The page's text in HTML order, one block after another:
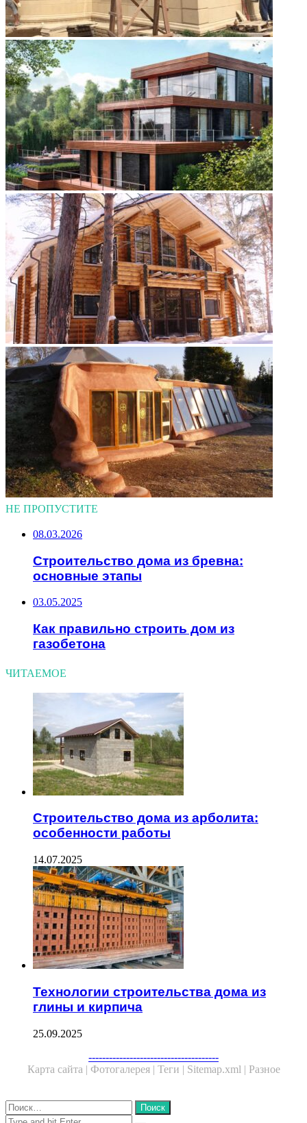
НЕ ПРОПУСТИТЕ
08.03.2026
Строительство дома из бревна:
основные этапы
03.05.2025
Как правильно строить дом из
газобетона
ЧИТАЕМОЕ
Строительство дома из арболита:
особенности работы
14.07.2025
Технологии строительства дома из
глины и кирпича
25.09.2025
--------------------------------------
Карта сайта | Фотогалерея | Теги | Sitemap.xml | Разное
Close
Найти:
Close